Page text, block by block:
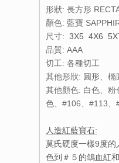
形狀: 長方形
顏色: 藍寶
尺寸: 3X5 4X6
品質: AAA
切工: 各種切工
其他形狀: 圓形、橢
其他顏色: 白色、粉
色、#106、#113、
人造紅藍寶石:
莫氏硬度一樣9度
色到＃５的鴿血紅